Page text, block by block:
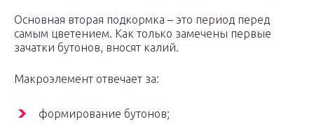
Основная вторая подкормка – это период перед
самым цветением. Как только замечены первые
зачатки бутонов, вносят калий.
Макроэлемент отвечает за:
формирование бутонов;